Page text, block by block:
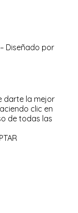
Diseñado por
darte la mejor
clic en
de todas las